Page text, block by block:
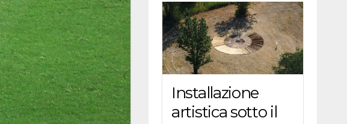
Installazione
artistica sotto il